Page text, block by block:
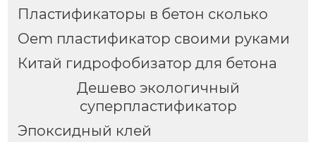
Пластификаторы в бетон сколько
Oem пластификатор своими руками
Китай гидрофобизатор для бетона
Дешево экологичный
суперпластификатор
Эпоксидный клей